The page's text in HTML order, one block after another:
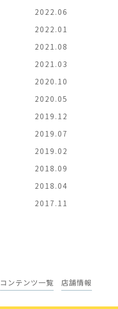
2022.06
2022.01
2021.08
2021.03
2020.10
2020.05
2019.12
2019.07
2019.02
2018.09
2018.04
2017.11
コンテンツ一覧 店舗情報